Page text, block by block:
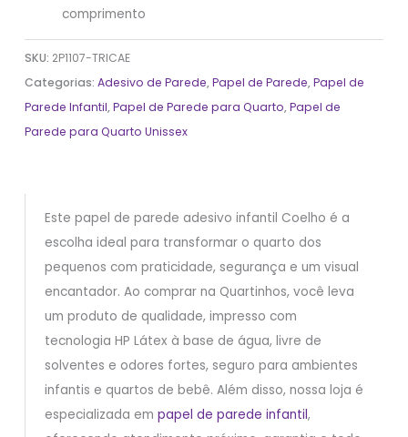
comprimento
SKU: 2P1107-TRICAE
Categorias:Adesivo de Parede,Papel de Parede,Papel de
Parede Infantil,Papel de Parede para Quarto,Papel de
Parede para Quarto Unissex
Este papel de parede adesivo infantil Coelho é a
escolha ideal para transformar o quarto dos
pequenos com praticidade, segurança e um visual
encantador. Ao comprar na Quartinhos, você leva
um produto de qualidade, impresso com
tecnologia HP Látex à base de água, livre de
solventes e odores fortes, seguro para ambientes
infantis e quartos de bebê. Além disso, nossa loja é
especializada em papel de parede infantil,